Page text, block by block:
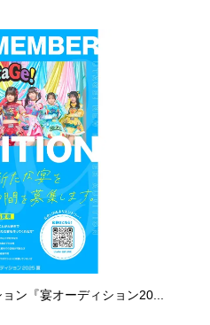
ン『宴オーディション20...